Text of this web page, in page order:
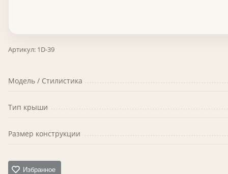
Артикул: 1D-39
Модель / Стилистика
Тип крыши
Размер конструкции
Избранное